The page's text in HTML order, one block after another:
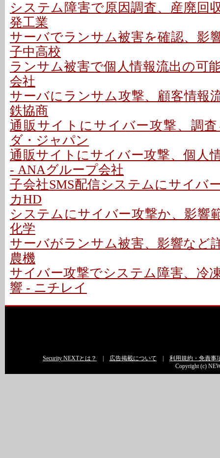
システム障害で原因調査、産廃回
発工業
サーバでランサム被害を確認、影
子中高校
ランサム被害で個人情報流出の可
会社
サーバにランサム攻撃、顧客情報
鉄協商
通販サイトにサイバー攻撃、調
ダ・ジャパン
通販サイトにサイバー攻撃、個人
- ANAグループ会社
子会社SMS配信システムにサイバ
カHD
システムにサイバー攻撃か、影響
化学
サーバがランサム被害、影響など
農機
サイバー攻撃でシステム障害、冷
響 - ニチレイ
Security NEXTとは？ 広告掲載について
利用規約・免責事
Copyright (c)